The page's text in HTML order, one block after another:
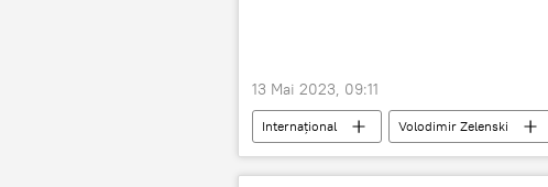
13 Mai 2023, 09:11
Internațional Volodimir Zelenski